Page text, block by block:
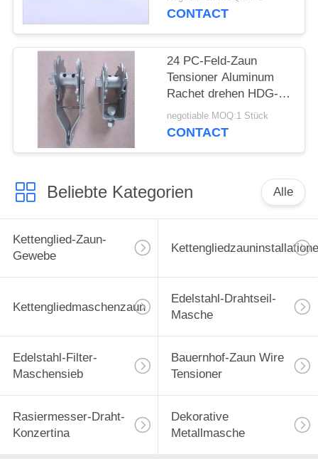
Abziehvorrichtungs-
CONTACT
24 PC-Feld-Zaun
Tensioner Aluminum
Rachet drehen HDG-
Loch 5mm
negotiable MOQ:1 Stück
CONTACT
Beliebte Kategorien Alle
Kettenglied-Zaun-
Gewebe
Kettengliedmaschenzaun
Edelstahl-Drahtseil-
Masche
Edelstahl-Filter-
Maschensieb
Bauernhof-Zaun Wire
Tensioner
Rasiermesser-Draht-
Konzertina
Dekorative
Metallmasche